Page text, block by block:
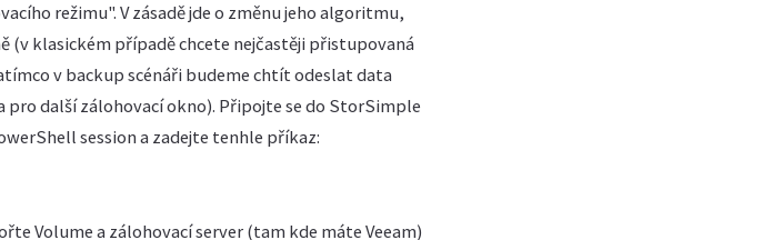
režimu". V zásadě jde o změnu jeho algoritmu,
(v klasickém případě chcete nejčastěji přistupovaná
v backup scénáři budeme chtít odeslat data
další zálohovací okno). Připojte se do StorSimple
session a zadejte tenhle příkaz:
Volume a zálohovací server (tam kde máte Veeam)